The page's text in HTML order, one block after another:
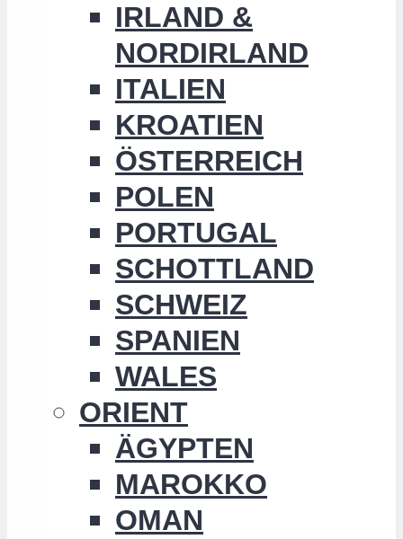
IRLAND &
NORDIRLAND
ITALIEN
KROATIEN
ÖSTERREICH
POLEN
PORTUGAL
SCHOTTLAND
SCHWEIZ
SPANIEN
WALES
ORIENT
ÄGYPTEN
MAROKKO
OMAN